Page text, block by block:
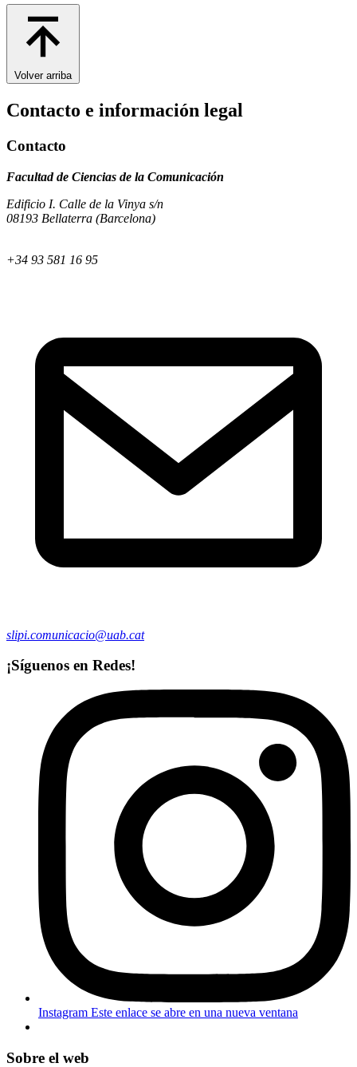
Volver arriba
Contacto e información legal
Contacto
Facultad de Ciencias de la Comunicación
Edificio I. Calle de la Vinya s/n
08193 Bellaterra (Barcelona)
+34 93 581 16 95
slipi.comunicacio@uab.cat
¡Síguenos en Redes!
Instagram Este enlace se abre en una nueva ventana
Sobre el web